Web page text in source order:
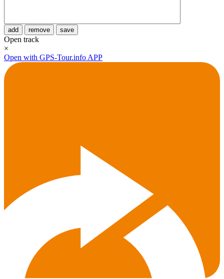
add remove save
Open track
×
Open with GPS-Tour.info APP